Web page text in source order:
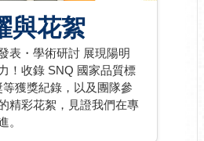
與花絮
表・學術研討 展現陽明
！收錄 SNQ 國家品質標
獲獎紀錄，以及團隊參
精彩花絮，見證我們在專
。